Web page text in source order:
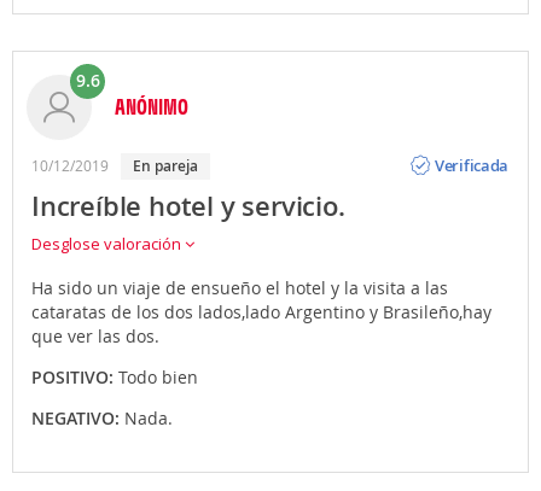
9.6
ANÓNIMO
10/12/2019 en pareja
Verificada
Increíble hotel y servicio.
Desglose valoración
Ha sido un viaje de ensueño el hotel y la visita a las
cataratas de los dos lados,lado Argentino y Brasileño,hay
que ver las dos.
POSITIVO: Todo bien
NEGATIVO: Nada.